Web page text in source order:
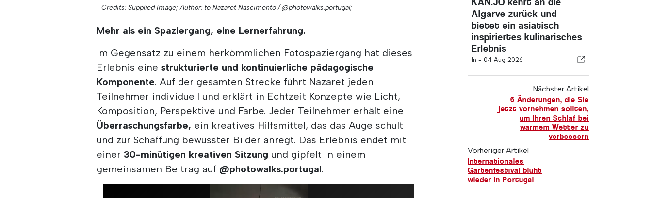
Credits: Supplied Image; Author: to Nazaret Nascimento / @photowalks.portugal;
Mehr als ein Spaziergang, eine Lernerfahrung.
Im Gegensatz zu einem herkömmlichen Fotospaziergang hat dieses
Erlebnis einestrukturierte und kontinuierliche pädagogische
Komponente. Auf der gesamten Strecke führt Nazaret jeden
Teilnehmer individuell und erklärt in Echtzeit Konzepte wie Licht,
Komposition, Perspektive und Farbe. Jeder Teilnehmer erhält eine
Überraschungsfarbe, ein kreatives Hilfsmittel, das das Auge schult
und zur Schaffung bewusster Bilder anregt. Das Erlebnis endet mit
einer 30-minütigen kreativen Sitzung und gipfelt in einem
gemeinsamen Beitrag auf @photowalks.portugal.
Algarve zurück und
bietet ein asiatisch
inspiriertes kulinarisches
Erlebnis
In - 04 Aug 2026
Nächster Artikel
6 Änderungen, die Sie
jetzt vornehmen sollten,
um Ihren Schlaf bei
warmem Wetter zu
verbessern
Vorheriger Artikel
Internationales
Gartenfestival blüht
wieder in Portugal